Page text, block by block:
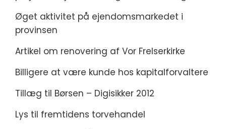
Øget aktivitet på ejendomsmarkedet i
provinsen
Artikel om renovering af Vor Frelserkirke
Billigere at være kunde hos kapitalforvaltere
Tillæg til Børsen – Digisikker 2012
Lys til fremtidens torvehandel